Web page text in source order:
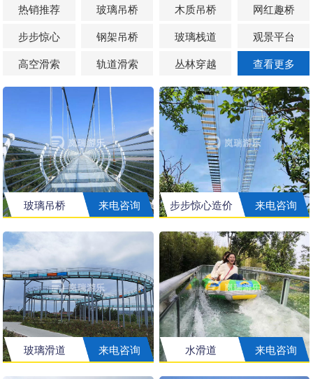
热销推荐
玻璃吊桥 木质吊桥
网红趣桥
步步惊心
钢架吊桥 玻璃栈道
观景平台
高空滑索
轨道滑索 丛林穿越 查看更多
玻璃吊桥 来电咨询 步步惊心造价 来电咨询
玻璃滑道 来电咨询 水滑道 来电咨询